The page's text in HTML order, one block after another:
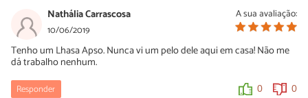
07/11/2019
Oi Diego! Sem ver o seu cachorro não conseguimos passar
nenhum diagnóstico. No entanto, recomendamos que você
busque ajuda de um médico veterinário de confiança o quanto
antes para garantir o estado de saúde do seu pet.
A equipe do PeritoAnimal deseja rápidas melhoras!
A sua avaliação:
Nathália Carrascosa
10/06/2019
Tenho um Lhasa Apso. Nunca vi um pelo dele aqui em casa! Não me
dá trabalho nenhum.
Responder 0 0